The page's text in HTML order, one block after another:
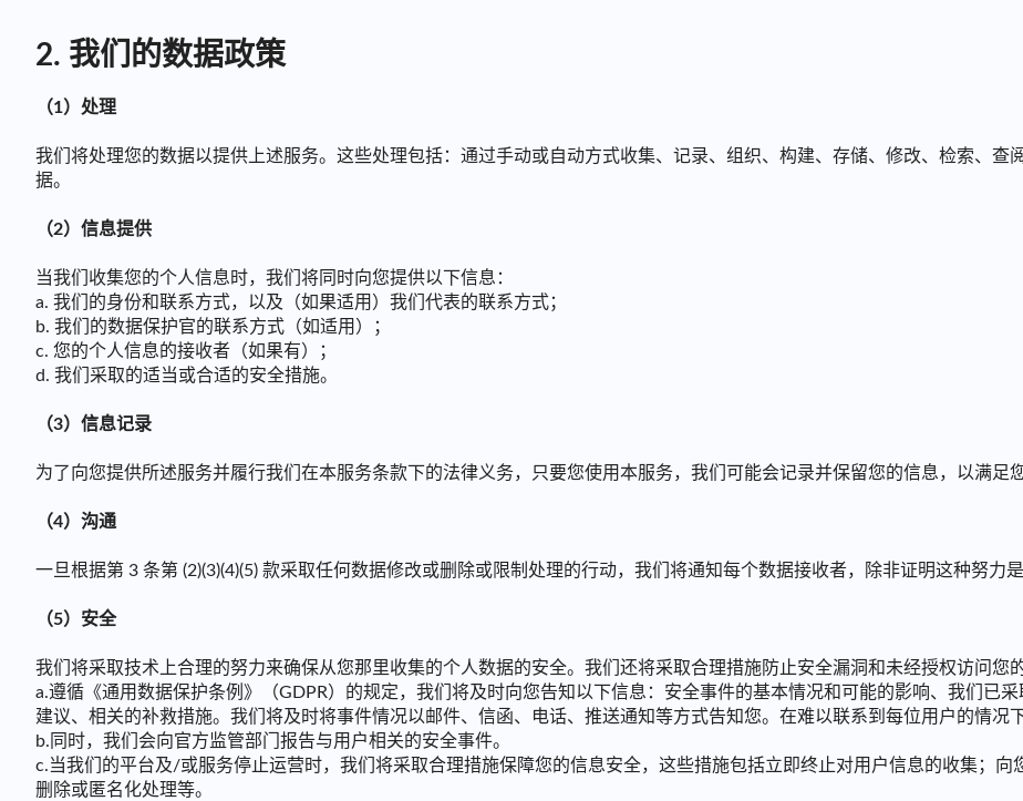
2. 我们的数据政策
（1）处理
我们将处理您的数据以提供上述服务。这些处理包括：通过手动或自动方式收集、记录、组织、构建、存储、修改、检索、
据。
（2）信息提供
当我们收集您的个人信息时，我们将同时向您提供以下信息：
a. 我们的身份和联系方式，以及（如果适用）我们代表的联系方式；
b. 我们的数据保护官的联系方式（如适用）；
c. 您的个人信息的接收者（如果有）；
d. 我们采取的适当或合适的安全措施。
（3）信息记录
为了向您提供所述服务并履行我们在本服务条款下的法律义务，只要您使用本服务，我们可能会记录并保留您的信息，以满足
（4）沟通
一旦根据第 3 条第 (2)(3)(4)(5) 款采取任何数据修改或删除或限制处理的行动，我们将通知每个数据接收者，除非证明这种努力
（5）安全
我们将采取技术上合理的努力来确保从您那里收集的个人数据的安全。我们还将采取合理措施防止安全漏洞和未经授权访问您的
a.遵循《通用数据保护条例》（GDPR）的规定，我们将及时向您告知以下信息：安全事件的基本情况和可能的影响、我们已
建议、相关的补救措施。我们将及时将事件情况以邮件、信函、电话、推送通知等方式告知您。在难以联系到每位用户的情况
b.同时，我们会向官方监管部门报告与用户相关的安全事件。
c.当我们的平台及/或服务停止运营时，我们将采取合理措施保障您的信息安全，这些措施包括立即终止对用户信息的收集；
删除或匿名化处理等。